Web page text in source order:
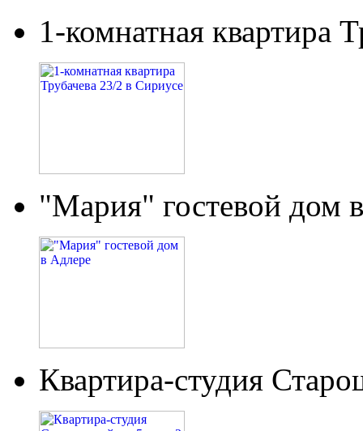
1-комнатная квартира
"Мария" гостевой дом
Квартира-студия